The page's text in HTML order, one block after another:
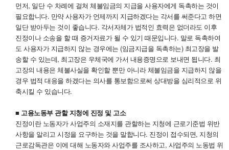
먼저, 일단 수 차례에 걸쳐 체불임금의 지급을 사용자에게 독촉하는 것이
필요합니다. 만약 사용자가 언제까지 지급하겠다는 각서를 써준다고 하면
일단 받아두는 것이 좋습니다. 각서자체가 법적인 효력은 없더라도 이후
진정이나 소송을 할 때 증거자료가 될 수 있기 때문입니다. 말로 독촉하여
도 사용자가 지급하지 않는 경우에는 (임금지급을 독촉하는) 최고장을 발
송할 수 있는데, 최고장은 우체국에 가서 내용증명으로 보내면 됩니다. 최
고장의 내용은 체불사실을 확인할 뿐만 아니라 체불임금을 지급하지 않을
경우 법적 대응을 하겠다는 의사를 통보함으로써 상대방을 심리적으로 위
축시킬 수 있습니다.
■ 고용노동부 관할 지청에 진정 및 고소
진정이란 노동자가 사업주의 소재지를 관할하는 지청에 근로기준법 위반
사항을 알리고 시정을 요구하는 것을 말합니다. 진정이 접수되면, 지청의
근로감독관은 이에 대해 노동자와 사업주를 조사하고, 사업주의 노동법 위